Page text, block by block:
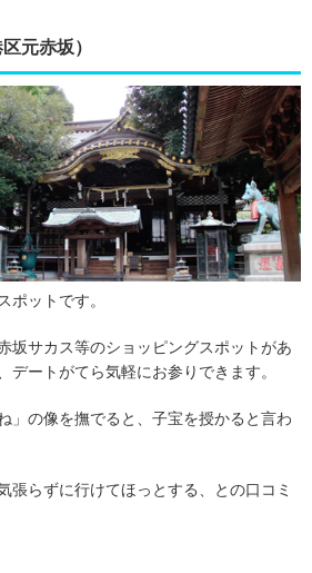
元赤坂）
ポットです。
坂サカス等のショッピングスポットがあ
デートがてら気軽にお参りできます。
」の像を撫でると、子宝を授かると言わ
張らずに行けてほっとする、との口コミ